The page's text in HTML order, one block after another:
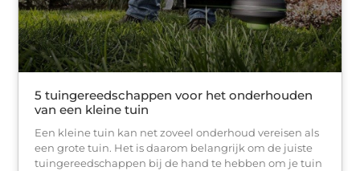
5 tuingereedschappen voor het onderhouden
van een kleine tuin
Een kleine tuin kan net zoveel onderhoud vereisen als
een grote tuin. Het is daarom belangrijk om de juiste
tuingereedschappen bij de hand te hebben om je tuin